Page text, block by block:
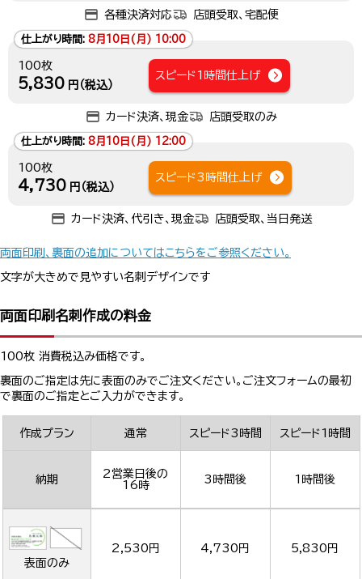
各種決済対応 店頭受取、宅配便
仕上がり時間: 8月10日(月) 10:00
100枚
5,830 円（税込）
スピード1時間仕上げ
カード決済、現金 店頭受取のみ
仕上がり時間: 8月10日(月) 12:00
100枚
4,730 円（税込）
スピード3時間仕上げ
カード決済、代引き、現金 店頭受取、当日発送
両面印刷、裏面の追加についてはこちらをご参照ください。
文字が大きめで見やすい名刺デザインです
両面印刷名刺作成の料金
100枚 消費税込み価格です。
裏面のご指定は先に表面のみでご注文ください。ご注文フォームの最初
で裏面のご指定とご入力ができます。
作成プラン 通常 スピード3時間 スピード1時間
納期
2営業日後の
16時
3時間後 1時間後
表面のみ
2,530円 4,730円 5,830円